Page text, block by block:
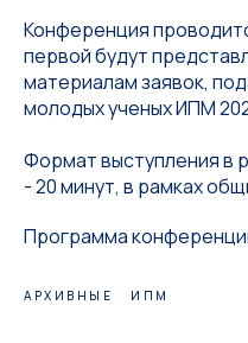
Конференция
первой будут
материалам заявок,
молодых ученых ИПМ
Формат выступления в
- 20 минут, в рамках
Программа
АРХИВНЫЕ ИПМ